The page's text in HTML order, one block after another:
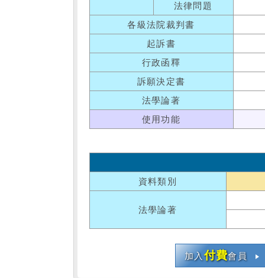
法律問題
各級法院裁判書
起訴書
行政函釋
訴願決定書
法學論著
使用功能
資料類別
法學論著
加入付費會員